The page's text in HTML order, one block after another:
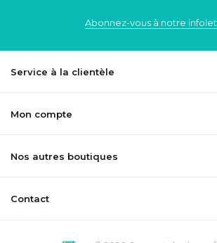
Abonnez-vous à notre
Service à la clientèle
Mon compte
Nos autres boutiques
Contact